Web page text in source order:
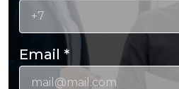
Email *